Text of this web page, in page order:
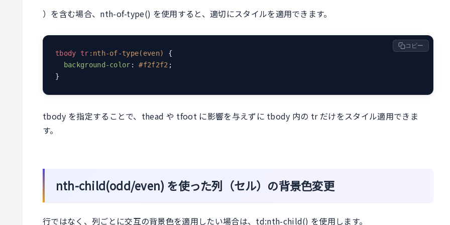
）を含む場合、nth-of-type() を使用すると、適切にスタイルを適用できます。
tbody tr :nth-of-type(even)
{
background-color : #f2f2f2 ;
}
コピー
tbody を指定することで、thead や tfoot に影響を与えずに tbody 内の tr だけをスタイル適用できま
す。
nth-child(odd/even) を使った列（セル）の背景色変更
行ではなく、列ごとに交互の背景色を適用したい場合は、td:nth-child() を使用します。